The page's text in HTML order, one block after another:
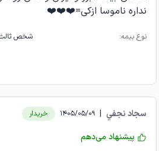
نداره ناموسا ازکی=❤️❤️❤️
نوع بیمه: شخص
سجاد نجفي |
1405/05/09 خریدار
پیشنهاد می‌دهم